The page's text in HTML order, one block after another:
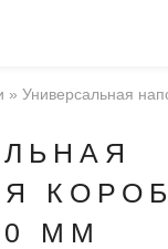
» Универсальная
ММ